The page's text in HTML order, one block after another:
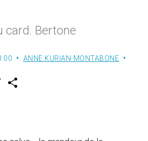
card. Bertone
ANNE KURIAN-MONTABONE
w